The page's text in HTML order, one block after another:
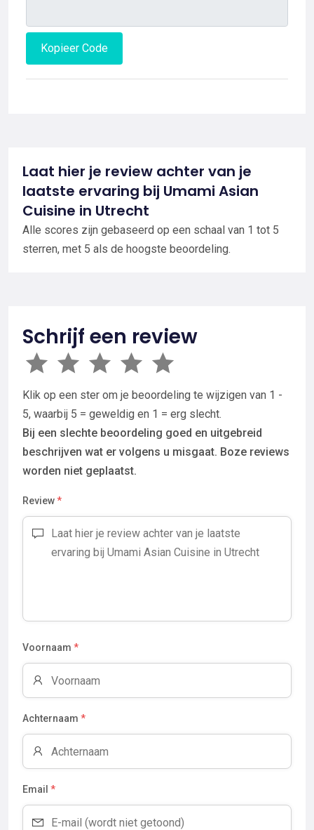
Kopieer Code
Laat hier je review achter van je
laatste ervaring bij Umami Asian
Cuisine in Utrecht
Alle scores zijn gebaseerd op een schaal van 1 tot 5
sterren, met 5 als de hoogste beoordeling.
Schrijf een review
Klik op een ster om je beoordeling te wijzigen van 1 -
5, waarbij 5 = geweldig en 1 = erg slecht.
Bij een slechte beoordeling goed en uitgebreid
beschrijven wat er volgens u misgaat. Boze reviews
worden niet geplaatst.
Review*
Voornaam *
Achternaam *
Email *